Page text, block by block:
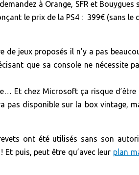
à Orange, SFR et Bouygues
le prix de la PS4 : 399€ (sans le
jeux proposés il n’y a pas
que sa console ne nécessite
Et chez Microsoft ça risque
pas disponible sur la box vintage,
ont été utilisés sans son
puis, peut être qu’avec leur plan